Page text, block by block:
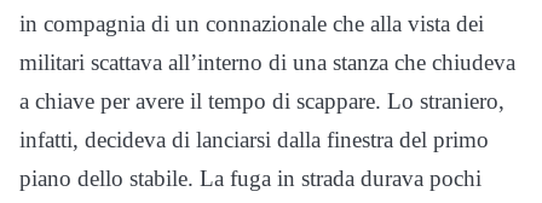
in compagnia di un connazionale che alla vista dei
militari scattava all’interno di una stanza che chiudeva
a chiave per avere il tempo di scappare. Lo straniero,
infatti, decideva di lanciarsi dalla finestra del primo
piano dello stabile. La fuga in strada durava pochi